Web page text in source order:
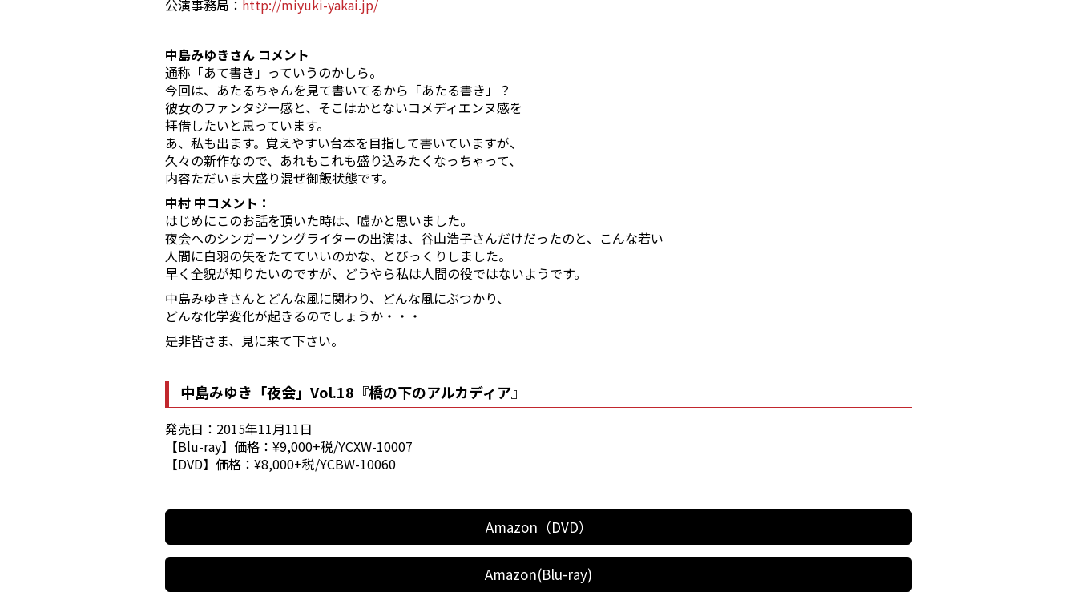
公演事務局： http://miyuki-yakai.jp/
中島みゆきさん コメント
通称「あて書き」っていうのかしら。
今回は、あたるちゃんを見て書いてるから「あたる書き」？
彼女のファンタジー感と、そこはかとないコメディエンヌ感を
拝借したいと思っています。
あ、私も出ます。覚えやすい台本を目指して書いていますが、
久々の新作なので、あれもこれも盛り込みたくなっちゃって、
内容ただいま大盛り混ぜ御飯状態です。
中村 中コメント：
はじめにこのお話を頂いた時は、嘘かと思いました。
夜会へのシンガーソングライターの出演は、谷山浩子さんだけだったのと、こんな若い
人間に白羽の矢をたてていいのかな、とびっくりしました。
早く全貌が知りたいのですが、どうやら私は人間の役ではないようです。
中島みゆきさんとどんな風に関わり、どんな風にぶつかり、
どんな化学変化が起きるのでしょうか・・・
是非皆さま、見に来て下さい。
中島みゆき「夜会」Vol.18『橋の下のアルカディア』
発売日：2015年11月11日
【Blu-ray】価格：¥9,000+税/YCXW-10007
【DVD】価格：¥8,000+税/YCBW-10060
Amazon（DVD）
Amazon(Blu-ray)